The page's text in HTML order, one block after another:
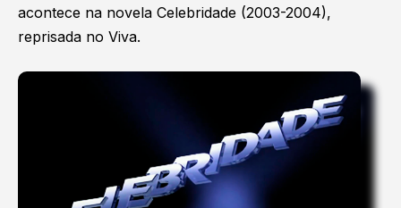
acontece na novela Celebridade (2003-2004),
reprisada no Viva.